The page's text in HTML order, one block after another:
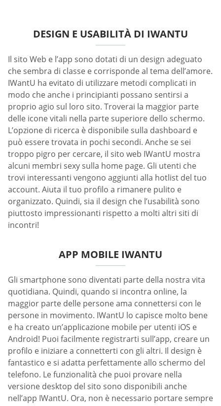
DESIGN E USABILITÀ DI IWANTU
Il sito Web e l’app sono dotati di un design adeguato
che sembra di classe e corrisponde al tema dell’amore.
IWantU ha evitato di utilizzare metodi complicati in
modo che anche i principianti possano sentirsi a
proprio agio sul loro sito. Troverai la maggior parte
delle icone vitali nella parte superiore dello schermo.
L’opzione di ricerca è disponibile sulla dashboard e
può essere trovata in pochi secondi. Anche se sei
troppo pigro per cercare, il sito web IWantU mostra
alcuni membri sexy sulla home page. Gli utenti che
trovi interessanti vengono aggiunti alla hotlist del tuo
account. Aiuta il tuo profilo a rimanere pulito e
organizzato. Quindi, sia il design che l’usabilità sono
piuttosto impressionanti rispetto a molti altri siti di
incontri!
APP MOBILE IWANTU
Gli smartphone sono diventati parte della nostra vita
quotidiana. Quindi, quando si incontra online, la
maggior parte delle persone ama connettersi con le
persone in movimento. IWantU lo capisce molto bene
e ha creato un’applicazione mobile per utenti iOS e
Android! Puoi facilmente registrarti sull’app, creare un
profilo e iniziare a connetterti con gli altri. Il design è
fantastico e si adatta perfettamente allo schermo del
telefono. Le funzionalità che puoi provare nella
versione desktop del sito sono disponibili anche
nell’app IWantU. Ora, non è necessario portare sempre